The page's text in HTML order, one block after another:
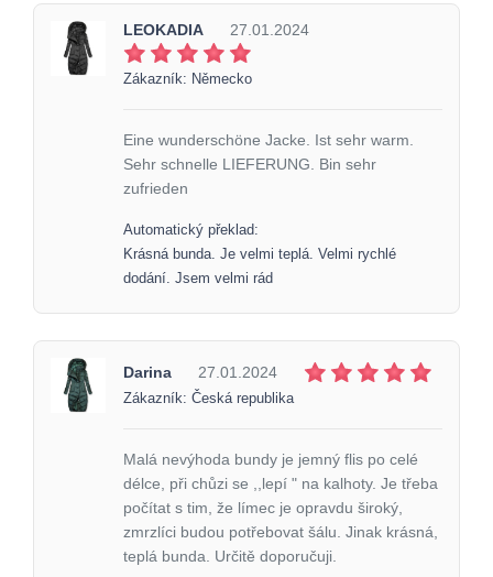
LEOKADIA 27.01.2024
Zákazník: Německo
Eine wunderschöne Jacke. Ist sehr warm.
Sehr schnelle LIEFERUNG. Bin sehr
zufrieden
Automatický překlad:
Krásná bunda. Je velmi teplá. Velmi rychlé
dodání. Jsem velmi rád
Darina 27.01.2024
Zákazník: Česká republika
Malá nevýhoda bundy je jemný flis po celé
délce, při chůzi se ,,lepí " na kalhoty. Je třeba
počítat s tim, že límec je opravdu široký,
zmrzlíci budou potřebovat šálu. Jinak krásná,
teplá bunda. Určitě doporučuji.